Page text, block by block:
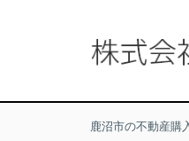
鹿沼市の不動産購